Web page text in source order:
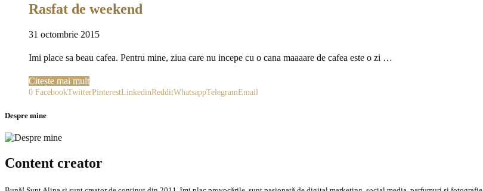
Rasfat de weekend
31 octombrie 2015
Imi place sa beau cafea. Pentru mine, ziua care nu incepe cu o cana maaaare de cafea este o zi …
Citește mai mult
0 FacebookTwitterPinterestLinkedinRedditWhatsappTelegramEmail
Despre mine
Content creator